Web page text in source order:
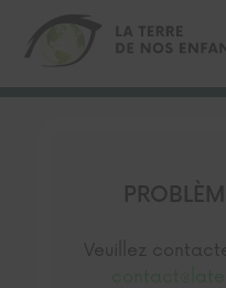
Veuillez